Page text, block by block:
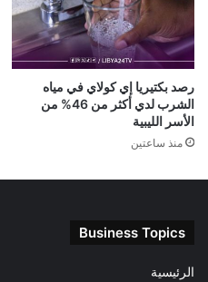
رصد بكتيريا إي كولاي في مياه
الشرب لدي أكثر من 46% من
الأسر الليبية
منذ ساعتين
Business Topics
الرئيسية